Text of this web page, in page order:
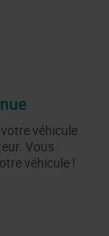
véhicule
Vous
véhicule !